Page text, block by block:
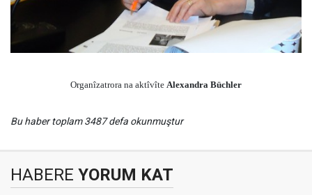
Organîzatrora na aktîvîte Alexandra Büchler
Bu haber toplam 3487 defa okunmuştur
HABERE YORUM KAT